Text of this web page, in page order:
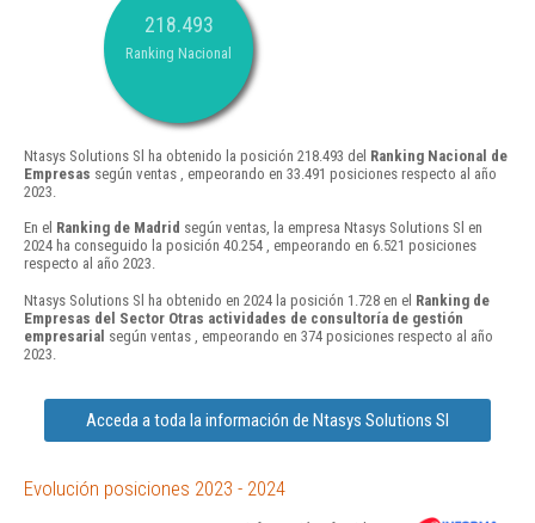
218.493
Ranking Nacional
Ntasys Solutions Sl ha obtenido la posición 218.493 del Ranking Nacional de
Empresas según ventas , empeorando en 33.491 posiciones respecto al año
2023.
En el Ranking de Madrid según ventas, la empresa Ntasys Solutions Sl en
2024 ha conseguido la posición 40.254 , empeorando en 6.521 posiciones
respecto al año 2023.
Ntasys Solutions Sl ha obtenido en 2024 la posición 1.728 en el Ranking de
Empresas del Sector Otras actividades de consultoría de gestión
empresarial según ventas , empeorando en 374 posiciones respecto al año
2023.
Acceda a toda la información de Ntasys Solutions Sl
Evolución posiciones 2023 - 2024